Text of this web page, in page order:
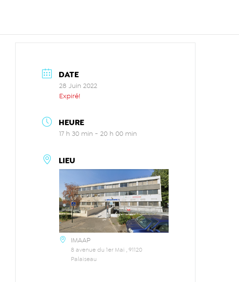
DATE
28 Juin 2022
Expiré!
HEURE
17 h 30 min - 20 h 00 min
LIEU
IMAAP
8 avenue du 1er Mai , 91120
Palaiseau